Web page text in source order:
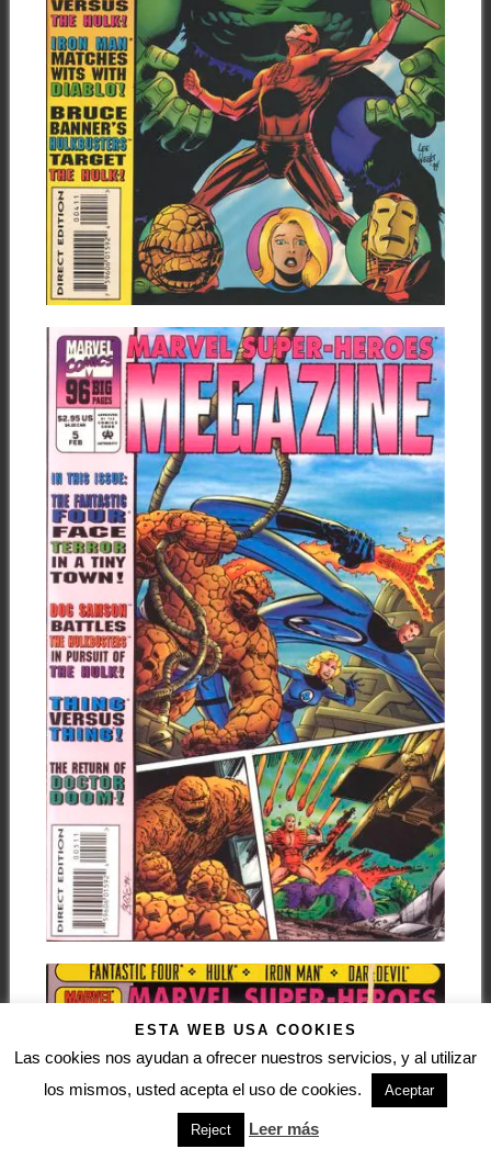
ESTA WEB USA COOKIES
Las cookies nos ayudan a ofrecer nuestros servicios, y al utilizar
los mismos, usted acepta el uso de cookies.
Aceptar
Reject Leer más